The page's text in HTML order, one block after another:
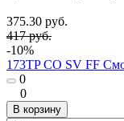
375.30 руб.
417 руб.
-10%
173TP CO SV FF
0
0
В корзину